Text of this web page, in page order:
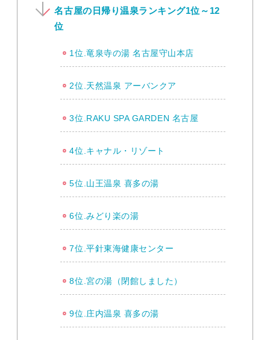
名古屋の日帰り温泉ランキング1位～12
位
1位.竜泉寺の湯 名古屋守山本店
2位.天然温泉 アーバンクア
3位.RAKU SPA GARDEN 名古屋
4位.キャナル・リゾート
5位.山王温泉 喜多の湯
6位.みどり楽の湯
7位.平針東海健康センター
8位.宮の湯（閉館しました）
9位.庄内温泉 喜多の湯